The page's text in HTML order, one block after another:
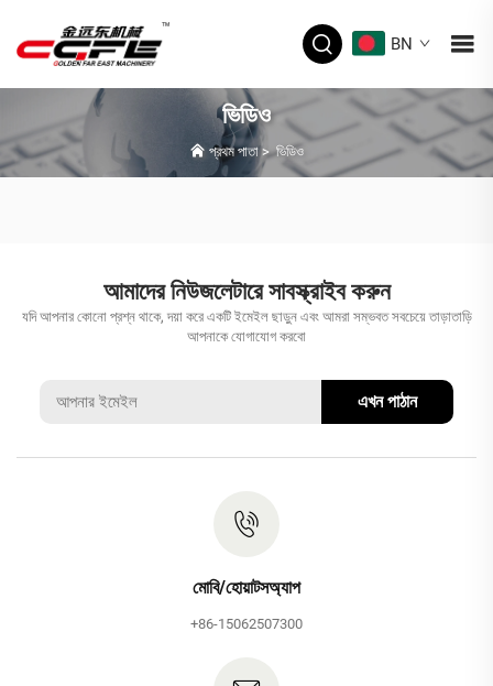
BN
ভিডিও
প্রথম পাতা >ভিডিও
আমাদের নিউজলেটারে সাবস্ক্রাইব করুন
যদি আপনার কোনো প্রশ্ন থাকে, দয়া করে একটি ইমেইল ছাড়ুন এবং আমরা সম্ভবত সবচেয়ে তাড়াতাড়ি
আপনাকে যোগাযোগ করবো
এখন পাঠান
মোবি/হোয়াটসঅ্যাপ
+86-15062507300